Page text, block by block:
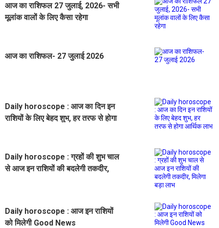
आज का राशिफल 27 जुलाई, 2026- सभी
मूलांक वालों के लिए कैसा रहेगा
आज का राशिफल- 27 जुलाई 2026
Daily horoscope : आज का दिन इन
राशियों के लिए बेहद शुभ, हर तरफ से होगा
Daily horoscope : ग्रहों की शुभ चाल
से आज इन राशियों की बदलेगी तकदीर,
Daily horoscope : आज इन राशियों
को मिलेगी Good News